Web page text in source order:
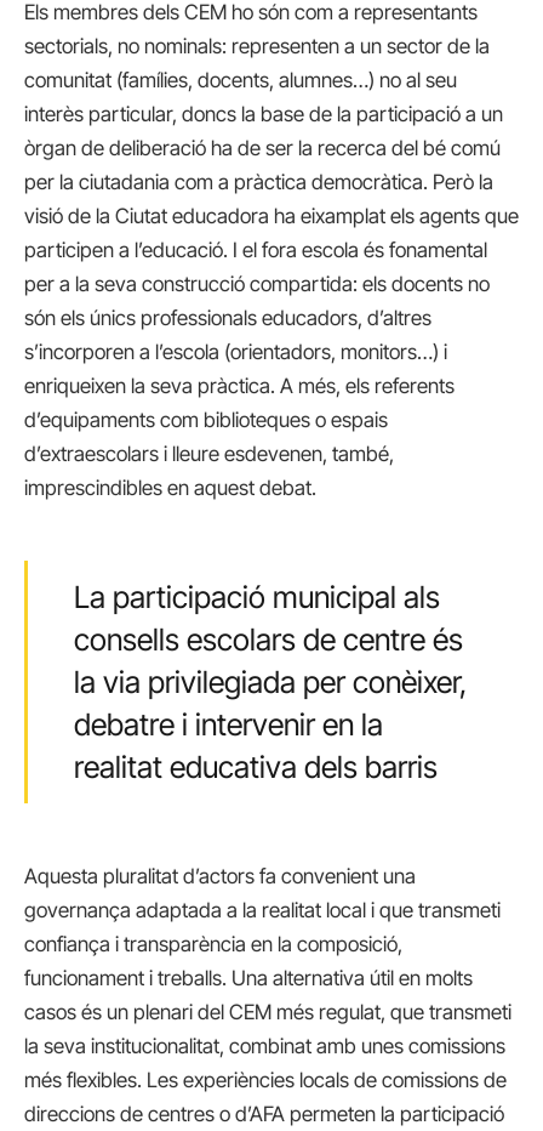
Els membres dels CEM ho són com a representants
sectorials, no nominals: representen a un sector de la
comunitat (famílies, docents, alumnes…) no al seu
interès particular, doncs la base de la participació a un
òrgan de deliberació ha de ser la recerca del bé comú
per la ciutadania com a pràctica democràtica. Però la
visió de la Ciutat educadora ha eixamplat els agents que
participen a l’educació. I el fora escola és fonamental
per a la seva construcció compartida: els docents no
són els únics professionals educadors, d’altres
s’incorporen a l’escola (orientadors, monitors…) i
enriqueixen la seva pràctica. A més, els referents
d’equipaments com biblioteques o espais
d’extraescolars i lleure esdevenen, també,
imprescindibles en aquest debat.
La participació municipal als
consells escolars de centre és
la via privilegiada per conèixer,
debatre i intervenir en la
realitat educativa dels barris
Aquesta pluralitat d’actors fa convenient una
governança adaptada a la realitat local i que transmeti
confiança i transparència en la composició,
funcionament i treballs. Una alternativa útil en molts
casos és un plenari del CEM més regulat, que transmeti
la seva institucionalitat, combinat amb unes comissions
més flexibles. Les experiències locals de comissions de
direccions de centres o d’AFA permeten la participació